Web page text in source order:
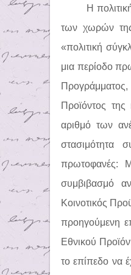
Η
των χωρών
«πολιτική
μια περίοδο
Προϊόντος της
αριθμό των
στασιμότητα
πρωτοφανές:
συμβιβασμό
Κοινοτικός
προηγούμενη
Εθνικού
το επίπεδο να